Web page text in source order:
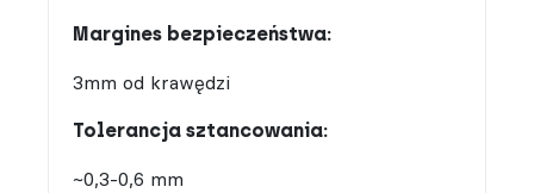
Margines bezpieczeństwa:
3mm od krawędzi
Tolerancja sztancowania:
~0,3-0,6 mm